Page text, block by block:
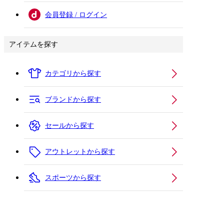
会員登録 / ログイン
アイテムを探す
カテゴリから探す
ブランドから探す
セールから探す
アウトレットから探す
スポーツから探す